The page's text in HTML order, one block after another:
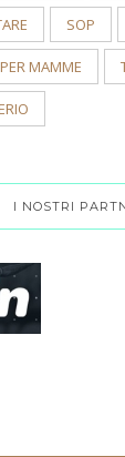
SOP
MAMME
I NOSTRI